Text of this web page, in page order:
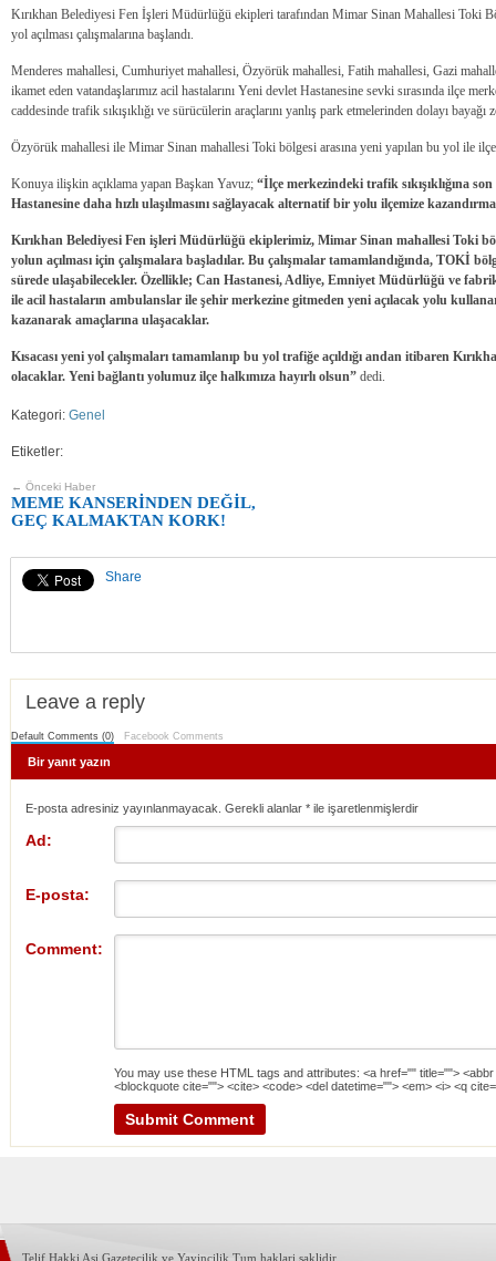
Kırıkhan Belediyesi Fen İşleri Müdürlüğü ekipleri tarafından Mimar Sinan Mahallesi Toki
yol açılması çalışmalarına başlandı.
Menderes mahallesi, Cumhuriyet mahallesi, Özyörük mahallesi, Fatih mahallesi, Gazi
ikamet eden vatandaşlarımız acil hastalarını Yeni devlet Hastanesine sevki sırasında ilçe
caddesinde trafik sıkışıklığı ve sürücülerin araçlarını yanlış park etmelerinden dolayı bayağı
Özyörük mahallesi ile Mimar Sinan mahallesi Toki bölgesi arasına yeni yapılan bu yol ile
Konuya ilişkin açıklama yapan Başkan Yavuz; “İlçe merkezindeki trafik sıkışıklığına
Hastanesine daha hızlı ulaşılmasını sağlayacak alternatif bir yolu ilçemize
Kırıkhan Belediyesi Fen işleri Müdürlüğü ekiplerimiz, Mimar Sinan mahallesi Toki
yolun açılması için çalışmalara başladılar. Bu çalışmalar tamamlandığında, TOKİ
sürede ulaşabilecekler. Özellikle; Can Hastanesi, Adliye, Emniyet Müdürlüğü ve
ile acil hastaların ambulanslar ile şehir merkezine gitmeden yeni açılacak yolu
kazanarak amaçlarına ulaşacaklar.
Kısacası yeni yol çalışmaları tamamlanıp bu yol trafiğe açıldığı andan itibaren
olacaklar. Yeni bağlantı yolumuz ilçe halkımıza hayırlı olsun” dedi.
Kategori: Genel
Etiketler:
← Önceki Haber
MEME KANSERİNDEN DEĞİL,
GEÇ KALMAKTAN KORK!
Share
Leave a reply
Default Comments (0) Facebook Comments
Bir yanıt yazın
E-posta adresiniz yayınlanmayacak. Gerekli alanlar * ile işaretlenmişlerdir
Ad:
E-posta:
Comment:
You may use these HTML tags and attributes: <a href="" title="">
<blockquote cite=""> <cite> <code> <del datetime=""> <em> <i> <q
Telif Hakki Asi Gazetecilik ve Yayincilik Tum haklari saklidir.